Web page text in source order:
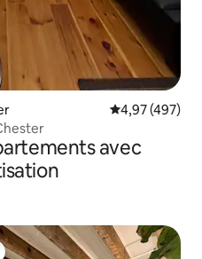
Évaluation
4,97 (497)
avec